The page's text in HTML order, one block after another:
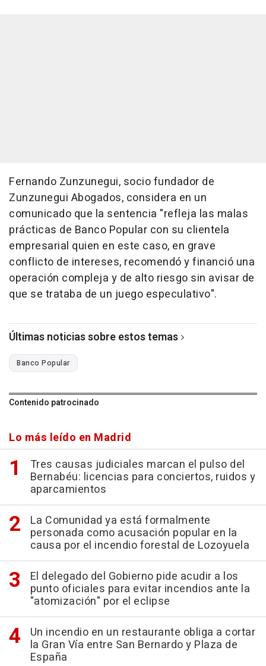
Fernando Zunzunegui, socio fundador de
Zunzunegui Abogados, considera en un
comunicado que la sentencia "refleja las malas
prácticas de Banco Popular con su clientela
empresarial quien en este caso, en grave
conflicto de intereses, recomendó y financió una
operación compleja y de alto riesgo sin avisar de
que se trataba de un juego especulativo".
Últimas noticias sobre estos temas
Banco Popular
Contenido patrocinado
Lo más leído en Madrid
Tres causas judiciales marcan el pulso del
Bernabéu: licencias para conciertos, ruidos y
aparcamientos
La Comunidad ya está formalmente
personada como acusación popular en la
causa por el incendio forestal de Lozoyuela
El delegado del Gobierno pide acudir a los
punto oficiales para evitar incendios ante la
"atomización" por el eclipse
Un incendio en un restaurante obliga a cortar
la Gran Vía entre San Bernardo y Plaza de
España